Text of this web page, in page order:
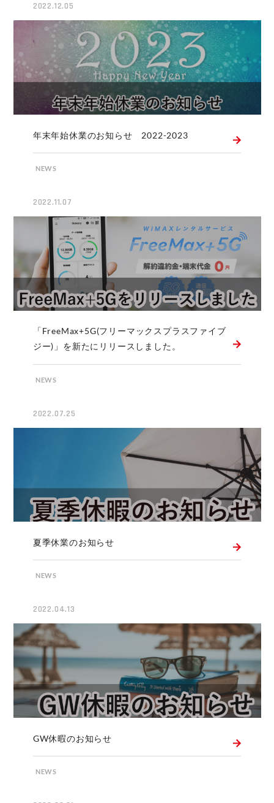
2022.12.05
年末年始休業のお知らせ 2022-2023
NEWS
2022.11.07
「FreeMax+5G(フリーマックスプラスファイブ
ジー)」を新たにリリースしました。
NEWS
2022.07.25
夏季休業のお知らせ
NEWS
2022.04.13
GW休暇のお知らせ
NEWS